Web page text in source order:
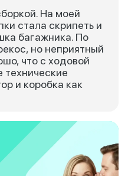
На моей
стала скрипеть и
багажника. По
но неприятный
что с ходовой
технические
и коробка как